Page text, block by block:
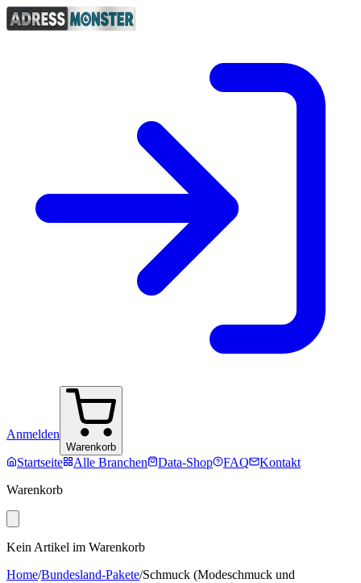
Anmelden
Warenkorb
Startseite Alle Branchen Data-Shop FAQ
Kontakt
Warenkorb
Kein Artikel im Warenkorb
Home/Bundesland-Pakete/Schmuck (Modeschmuck und